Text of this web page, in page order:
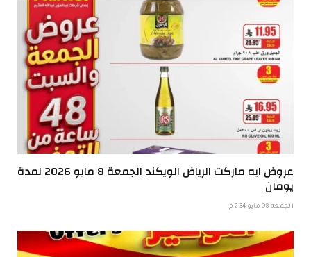
عروض ايه ماركت الرياض الويكند الجمعة 8 مايو 2026 لمدة
يومان
الجمعة 08 مايو 2:34 م